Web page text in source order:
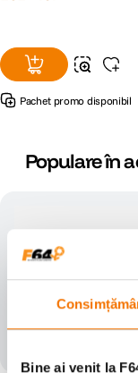
Bine ai venit la
Pachet promo disponibil
Populare în